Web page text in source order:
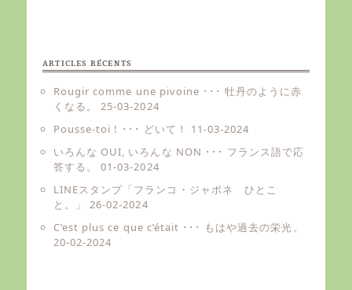
ARTICLES RÉCENTS
Rougir comme une pivoine ･･･ 牡丹のように赤
くなる。
25-03-2024
Pousse-toi ! ･･･ どいて！
11-03-2024
いろんな OUI, いろんな NON ･･･ フランス語で応
答する。
01-03-2024
LINEスタンプ「フランコ・ジャポネ ひとこ
と。」
26-02-2024
C’est plus ce que c’était ･･･ もはや過去の栄光。
20-02-2024